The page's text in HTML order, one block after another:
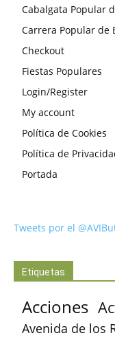
Cabalgata Popular
Carrera Popular de
Checkout
Fiestas Populares
Login/Register
My account
Política de Cookies
Política de
Portada
Tweets por el
Etiquetas
Acciones
Avenida de los